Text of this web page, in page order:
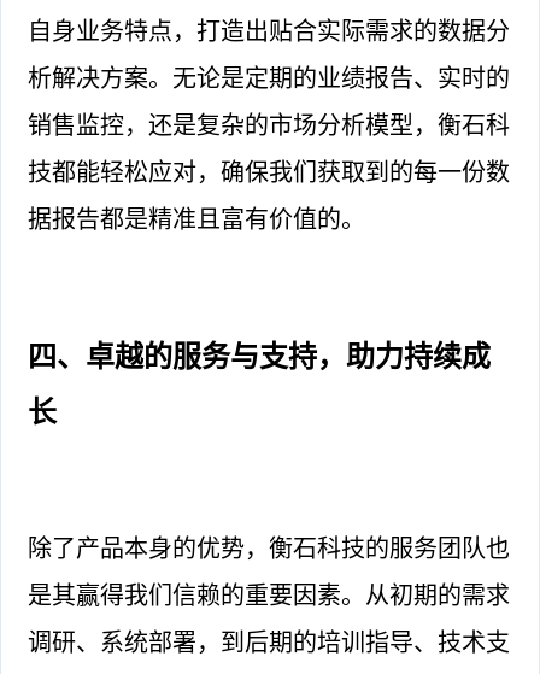
自身业务特点，打造出贴合实际需求的数据分
析解决方案。无论是定期的业绩报告、实时的
销售监控，还是复杂的市场分析模型，衡石科
技都能轻松应对，确保我们获取到的每一份数
据报告都是精准且富有价值的。
四、卓越的服务与支持，助力持续成
长
除了产品本身的优势，衡石科技的服务团队也
是其赢得我们信赖的重要因素。从初期的需求
调研、系统部署，到后期的培训指导、技术支